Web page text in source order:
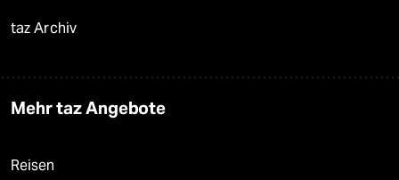
taz Archiv
Mehr taz Angebote
Reisen